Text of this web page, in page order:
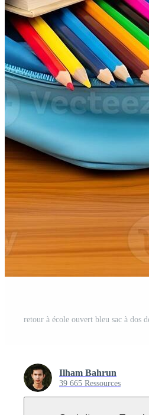
Ilham Bahrun
39 665 Ressources